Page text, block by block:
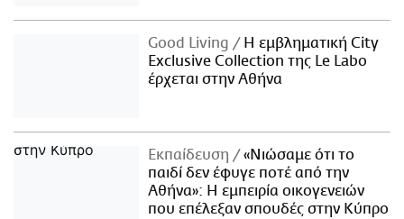
Good Living
Η εμβληματική City
Exclusive Collection της Le Labo
έρχεται στην Αθήνα
Εκπαίδευση
«Νιώσαμε ότι το
παιδί δεν έφυγε ποτέ από την
Αθήνα»: Η εμπειρία οικογενειών
που επέλεξαν σπουδές στην Κύπρο